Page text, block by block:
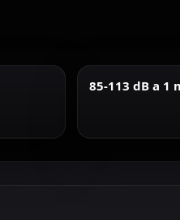
85-113 dB a 1